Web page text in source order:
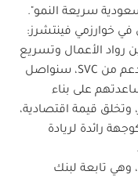
سريعة النمو".
في خوارزمي فينتشرز:
رواد الأعمال وتسريع
نمو الشركات الناشئة التقنية الواعدة. وبدعم من SVC، سنواصل
على بناء
وتخلق قيمة اقتصادية،
رائدة لريادة
SVC شركة استثمارية تأسست عام 2018، وهي تابعة لبنك